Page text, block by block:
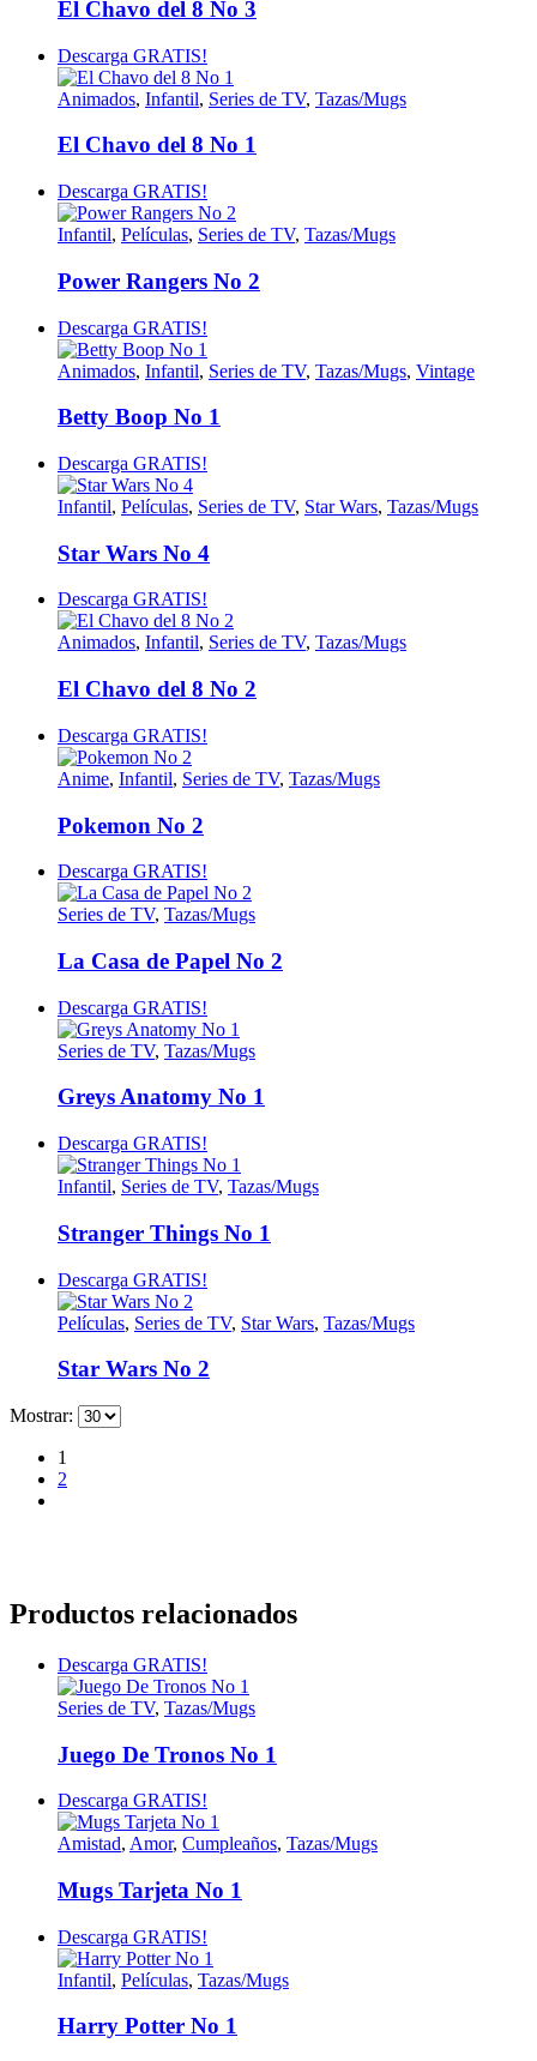
El Chavo del 8 No 3
Descarga GRATIS!
Animados, Infantil, Series de TV, Tazas/Mugs
El Chavo del 8 No 1
Descarga GRATIS!
Infantil, Películas, Series de TV, Tazas/Mugs
Power Rangers No 2
Descarga GRATIS!
Animados, Infantil, Series de TV, Tazas/Mugs, Vintage
Betty Boop No 1
Descarga GRATIS!
Infantil, Películas, Series de TV, Star Wars, Tazas/Mugs
Star Wars No 4
Descarga GRATIS!
Animados, Infantil, Series de TV, Tazas/Mugs
El Chavo del 8 No 2
Descarga GRATIS!
Anime, Infantil, Series de TV, Tazas/Mugs
Pokemon No 2
Descarga GRATIS!
Series de TV, Tazas/Mugs
La Casa de Papel No 2
Descarga GRATIS!
Series de TV, Tazas/Mugs
Greys Anatomy No 1
Descarga GRATIS!
Infantil, Series de TV, Tazas/Mugs
Stranger Things No 1
Descarga GRATIS!
Películas, Series de TV, Star Wars, Tazas/Mugs
Star Wars No 2
Mostrar:
1
2
Productos relacionados
Descarga GRATIS!
Series de TV, Tazas/Mugs
Juego De Tronos No 1
Descarga GRATIS!
Amistad, Amor, Cumpleaños, Tazas/Mugs
Mugs Tarjeta No 1
Descarga GRATIS!
Infantil, Películas, Tazas/Mugs
Harry Potter No 1